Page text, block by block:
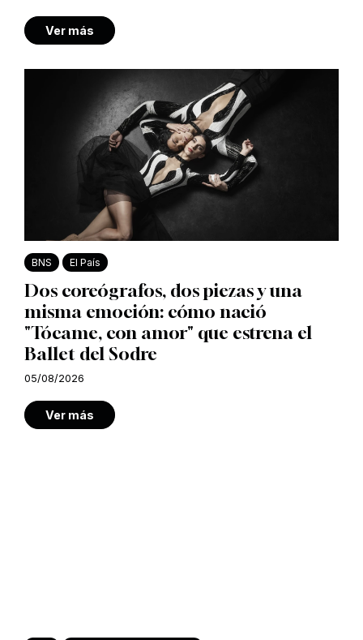
Ver más
BNS El País
Dos coreógrafos, dos piezas y una
misma emoción: cómo nació
"Tócame, con amor" que estrena el
Ballet del Sodre
05/08/2026
Ver más